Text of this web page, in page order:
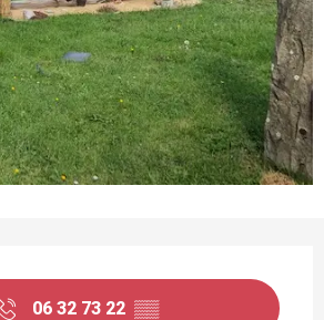
06 32 73 22 ▒▒